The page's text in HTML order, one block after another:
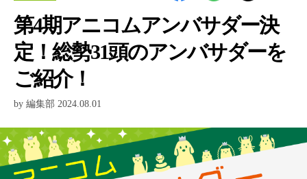
第4期アニコムアンバサダー決
定！総勢31頭のアンバサダーを
ご紹介！
by 編集部 2024.08.01